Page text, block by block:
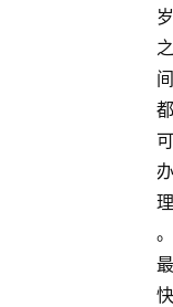
岁
之
间
都
可
办
理
。
最
快